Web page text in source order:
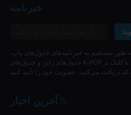
خبرنامه
طور مستقیم به خبرنامه‌های جدول‌های پاپ،
جدول‌های ژاپن و جدول‌های K-POP ما مشترک می‌شوید. شما باید با کلیک بر
آخرین اخبار